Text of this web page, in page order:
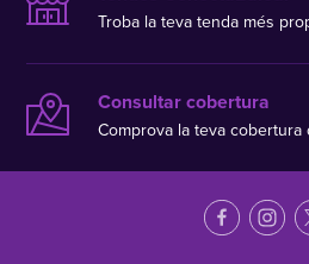
Troba la teva tenda més
Consultar cobertura
Comprova la teva cobertura